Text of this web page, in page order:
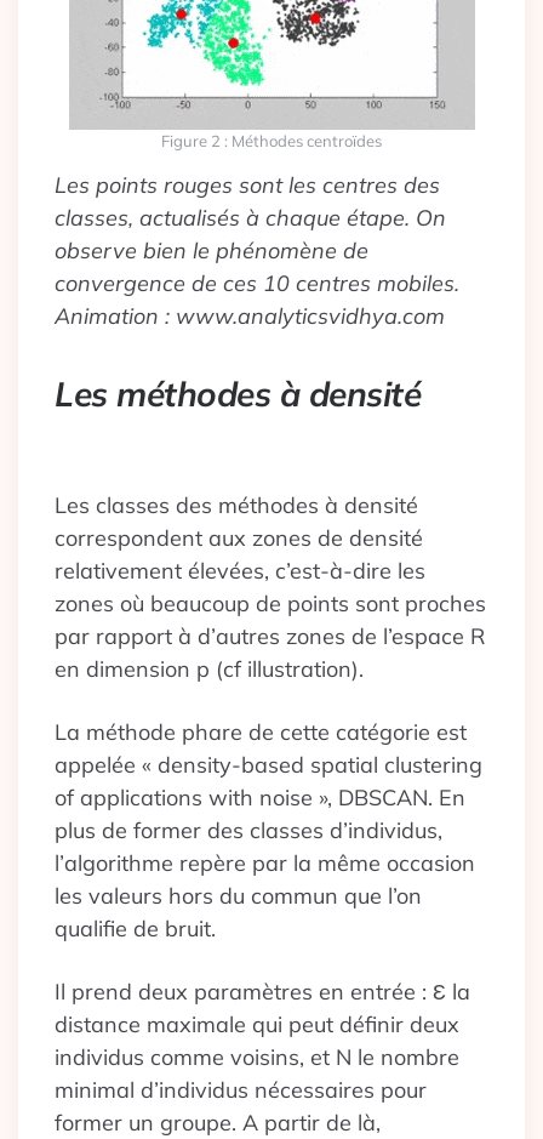
Figure 2 : Méthodes centroïdes
Les points rouges sont les centres des
classes, actualisés à chaque étape. On
observe bien le phénomène de
convergence de ces 10 centres mobiles.
Animation : www.analyticsvidhya.com
Les méthodes à densité
Les classes des méthodes à densité
correspondent aux zones de densité
relativement élevées, c’est-à-dire les
zones où beaucoup de points sont proches
par rapport à d’autres zones de l’espace R
en dimension p (cf illustration).
La méthode phare de cette catégorie est
appelée « density-based spatial clustering
of applications with noise », DBSCAN. En
plus de former des classes d’individus,
l’algorithme repère par la même occasion
les valeurs hors du commun que l’on
qualifie de bruit.
Il prend deux paramètres en entrée : Ɛ la
distance maximale qui peut définir deux
individus comme voisins, et N le nombre
minimal d’individus nécessaires pour
former un groupe. A partir de là,